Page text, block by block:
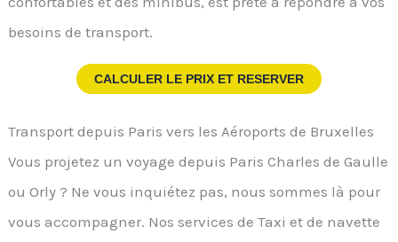
besoins de transport.
CALCULER LE PRIX ET RESERVER
Transport depuis Paris vers les Aéroports de Bruxelles
Vous projetez un voyage depuis Paris Charles de Gaulle
ou Orly ? Ne vous inquiétez pas, nous sommes là pour
vous accompagner. Nos services de Taxi et de navette